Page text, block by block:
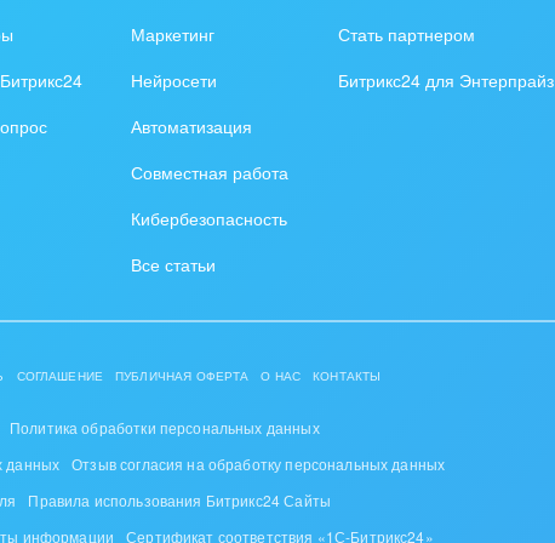
Общественно-политические
организации
СМИ, издательства,
благоустройство
Транспорт, Авиация,
автобизнес
Маркетинг
Нейросети
Автоматизация
Совместная работа
Кибербезопасность
Все статьи
Стать партнером
Битрикс24 для Энтерпрайз
СОГЛАШЕНИЕ ПУБЛИЧНАЯ ОФЕРТА О НАС КОНТАКТЫ
Политика обработки персональных данных
данных Отзыв согласия на обработку персональных данных
Правила использования Битрикс24 Сайты
информации
Сертификат соответствия «1С-Битрикс24»